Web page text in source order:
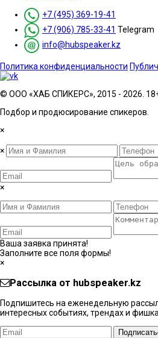
+7 (495) 369-19-41
+7 (906) 785-33-41 Telegram
info@hubspeaker.kz
Политика конфиденциальности
© ООО «ХАБ СПИКЕРС», 2015 - 2026.
Подбор и продюсирование спикеров.
×
×
×
Ваша заявка принята!
Заполните все поля формы!
×
Рассылка от hubspeaker.kz
Подпишитесь на еженедельную
интересных событиях, трендах и